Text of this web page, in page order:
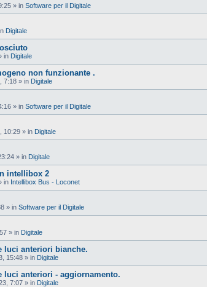
» in Software per il Digitale
Digitale
in Digitale
non funzionante .
7:18 » in Digitale
» in Software per il Digitale
10:29 » in Digitale
» in Digitale
intellibox 2
in Intellibox Bus - Loconet
» in Software per il Digitale
» in Digitale
luci anteriori bianche.
15:48 » in Digitale
luci anteriori - aggiornamento.
7:07 » in Digitale